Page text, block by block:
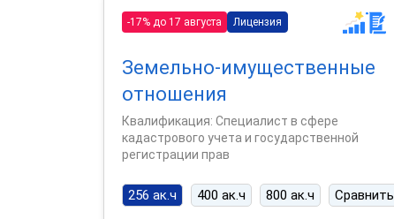
-17% до 17 августа Лицензия
Земельно-имущественные
отношения
Квалификация: Специалист в сфере
кадастрового учета и государственной
регистрации прав
256 ак.ч 400 ак.ч 800 ак.ч Сравнить